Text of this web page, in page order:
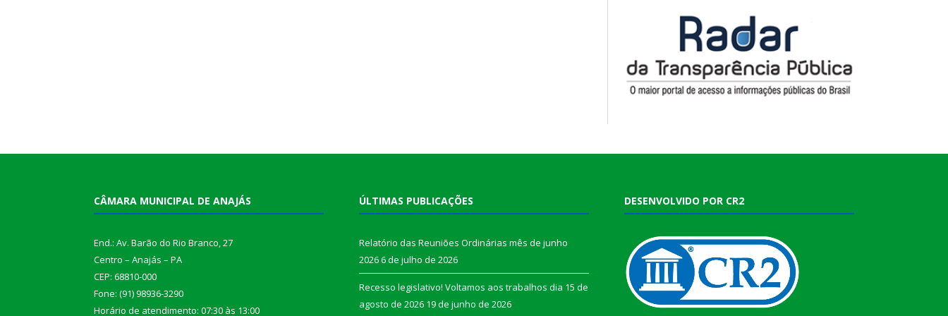
CÂMARA MUNICIPAL DE ANAJÁS
End.: Av. Barão do Rio Branco, 27
Centro – Anajás – PA
CEP: 68810-000
Fone: (91) 98936-3290
Horário de atendimento: 07:30 às 13:00
ÚLTIMAS PUBLICAÇÕES
Relatório das Reuniões Ordinárias mês de junho
20266 de julho de 2026
Recesso legislativo! Voltamos aos trabalhos dia 15 de
agosto de 2026 19 de junho de 2026
DESENVOLVIDO POR CR2